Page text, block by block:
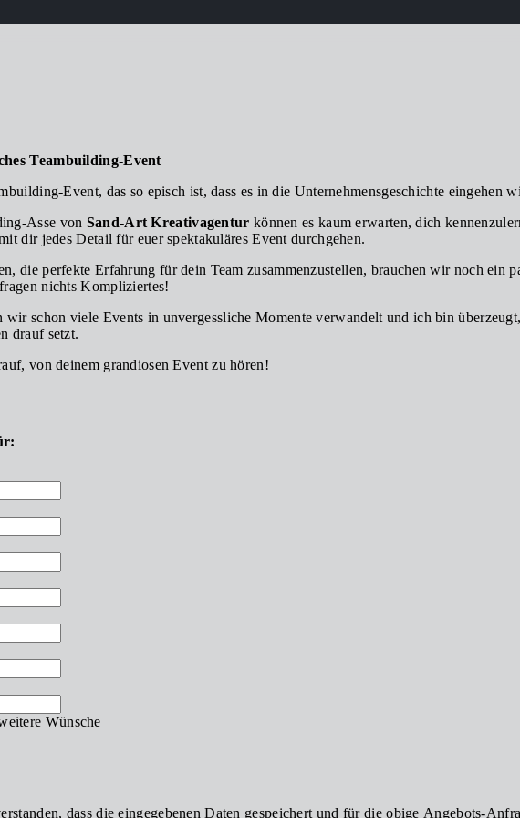
Teambuilding-Event
Event, das so episch ist, dass es in die Unternehmensgeschichte eingehen
Asse von Sand-Art Kreativagentur können es kaum erwarten, dich
dir jedes Detail für euer spektakuläres Event durchgehen.
die perfekte Erfahrung für dein Team zusammenzustellen, brauchen wir noch ein
nichts Kompliziertes!
wir schon viele Events in unvergessliche Momente verwandelt und ich bin
drauf setzt.
von deinem grandiosen Event zu hören!
Wünsche
dass die eingegebenen Daten gespeichert und für die obige Angebots-